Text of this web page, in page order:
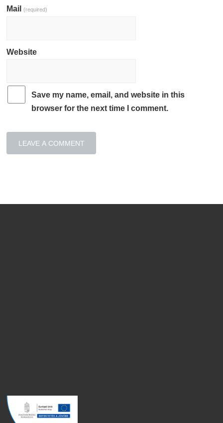
Mail(required)
Website
Save my name, email, and website in this
browser for the next time I comment.